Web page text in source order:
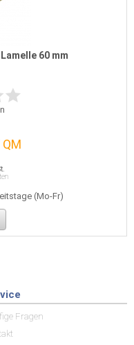
60 mm
QM
Fragen